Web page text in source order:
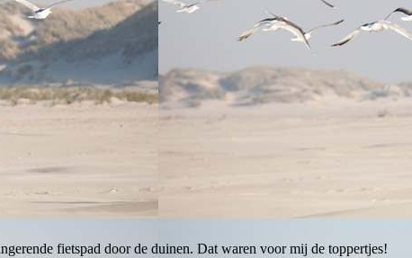
fietspad door de duinen. Dat waren voor mij de toppertjes!